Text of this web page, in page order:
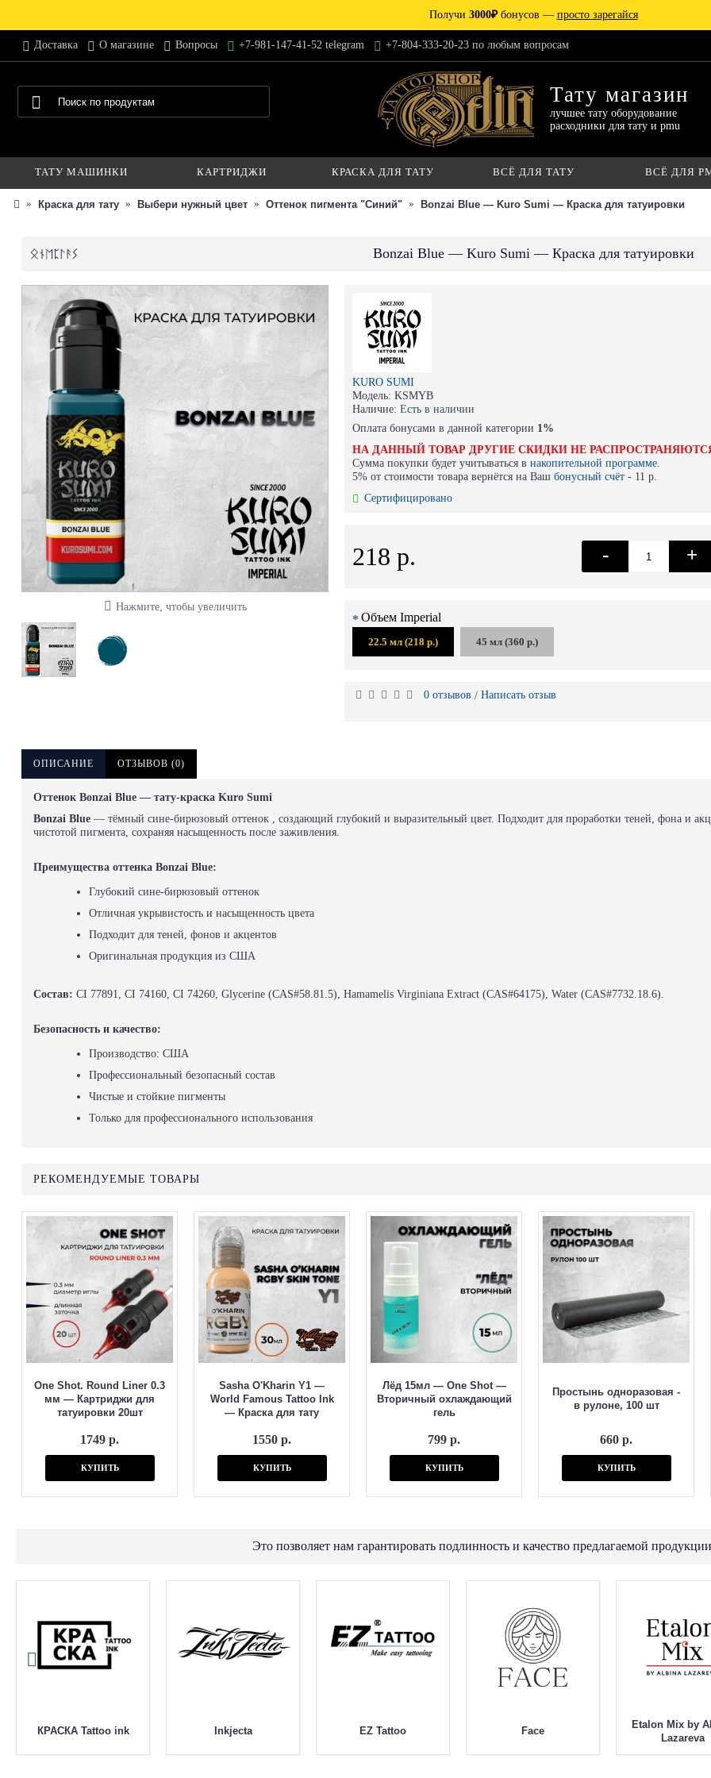
Получи 3000₽бонусов — просто зарегайся
Доставка О магазине Вопросы +7-981-147-41-52 telegram +7-804-333-20-23 по любым вопросам
Тату магазин
лучшее тату оборудование
расходники для тату и pmu
ТАТУ МАШИНКИ КАРТРИДЖИ КРАСКА ДЛЯ ТАТУ ВСЁ ДЛЯ ТАТУ ВСЁ ДЛЯ
Краска для тату Выбери нужный цвет Оттенок пигмента "Синий" Bonzai Blue — Kuro Sumi — Краска для татуировки
Bonzai Blue — Kuro Sumi — Краска для татуировки
Нажмите, чтобы увеличить
KURO SUMI
Модель: KSMYB
Наличие: Есть в наличии
Оплата бонусами в данной категории 1%
НА ДАННЫЙ ТОВАР ДРУГИЕ СКИДКИ НЕ
Сумма покупки будет учитываться в накопительной программе.
5% от стоимости товара вернётся на Ваш бонусный счёт - 11 р.
Сертифицировано
218 р. - +
Объем Imperial
22.5 мл (218 р.) 45 мл (360 р.)
0 отзывов / Написать отзыв
ОПИСАНИЕ ОТЗЫВОВ (0)
Оттенок Bonzai Blue — тату-краска Kuro Sumi
Bonzai Blue — тёмный сине-бирюзовый оттенок , создающий глубокий и выразительный цвет. Подходит для проработки теней, фона и
чистотой пигмента, сохраняя насыщенность после заживления.
Преимущества оттенка Bonzai Blue:
Глубокий сине-бирюзовый оттенок
Отличная укрывистость и насыщенность цвета
Подходит для теней, фонов и акцентов
Оригинальная продукция из США
Состав: CI 77891, CI 74160, CI 74260, Glycerine (CAS#58.81.5), Hamamelis Virginiana Extract (CAS#64175), Water (CAS#7732.18.6).
Безопасность и качество:
Производство: США
Профессиональный безопасный состав
Чистые и стойкие пигменты
Только для профессионального использования
РЕКОМЕНДУЕМЫЕ ТОВАРЫ
One Shot. Round Liner 0.3
мм — Картриджи для
татуировки 20шт
1749 р.
КУПИТЬ
Sasha O'Kharin Y1 —
World Famous Tattoo Ink
— Краска для тату
1550 р.
КУПИТЬ
Лёд 15мл — One Shot —
Вторичный охлаждающий
гель
799 р.
КУПИТЬ
Простынь одноразовая -
в рулоне, 100 шт
660 р.
КУПИТЬ
Это позволяет нам гарантировать подлинность и качество предлагаемой
КРАСКА Tattoo ink Inkjecta EZ Tattoo Face
Etalon Mix by
Lazareva